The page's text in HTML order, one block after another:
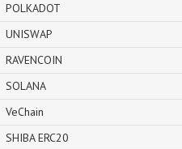
POLKADOT
UNISWAP
RAVENCOIN
SOLANA
VeChain
SHIBA ERC20